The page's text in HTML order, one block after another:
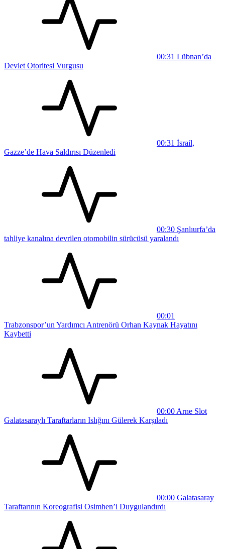
00:31 Lübnan’da
Devlet Otoritesi Vurgusu
00:31 İsrail,
Gazze’de Hava Saldırısı Düzenledi
00:30 Şanlıurfa’da
tahliye kanalına devrilen otomobilin sürücüsü yaralandı
00:01
Trabzonspor’un Yardımcı Antrenörü Orhan Kaynak Hayatını
Kaybetti
00:00 Arne Slot
Galatasaraylı Taraftarların Islığını Gülerek Karşıladı
00:00 Galatasaray
Taraftarının Koreografisi Osimhen’i Duygulandırdı